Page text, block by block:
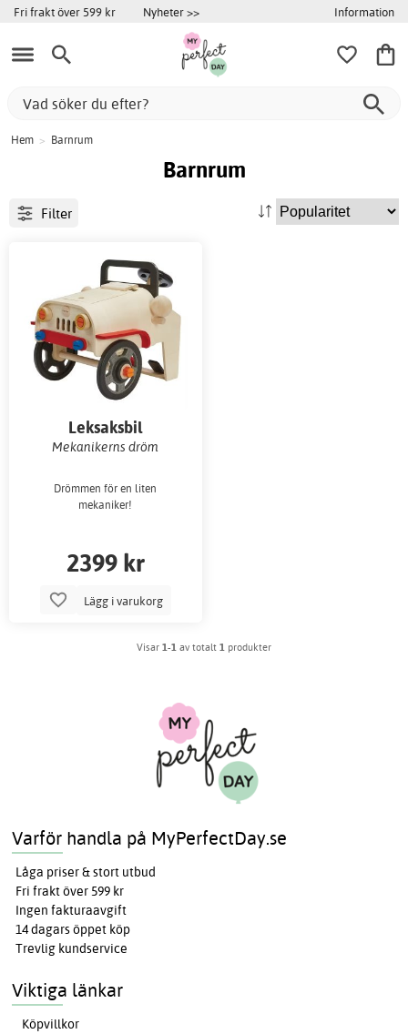
Fri frakt över 599 kr Nyheter >> Information
Hem > Barnrum
Barnrum
Filter
Leksaksbil
Mekanikerns dröm
Drömmen för en liten
mekaniker!
2399 kr
Lägg i varukorg
Visar 1-1 av totalt 1 produkter
Varför handla på MyPerfectDay.se
Låga priser & stort utbud
Fri frakt över 599 kr
Ingen fakturaavgift
14 dagars öppet köp
Trevlig kundservice
Viktiga länkar
Köpvillkor